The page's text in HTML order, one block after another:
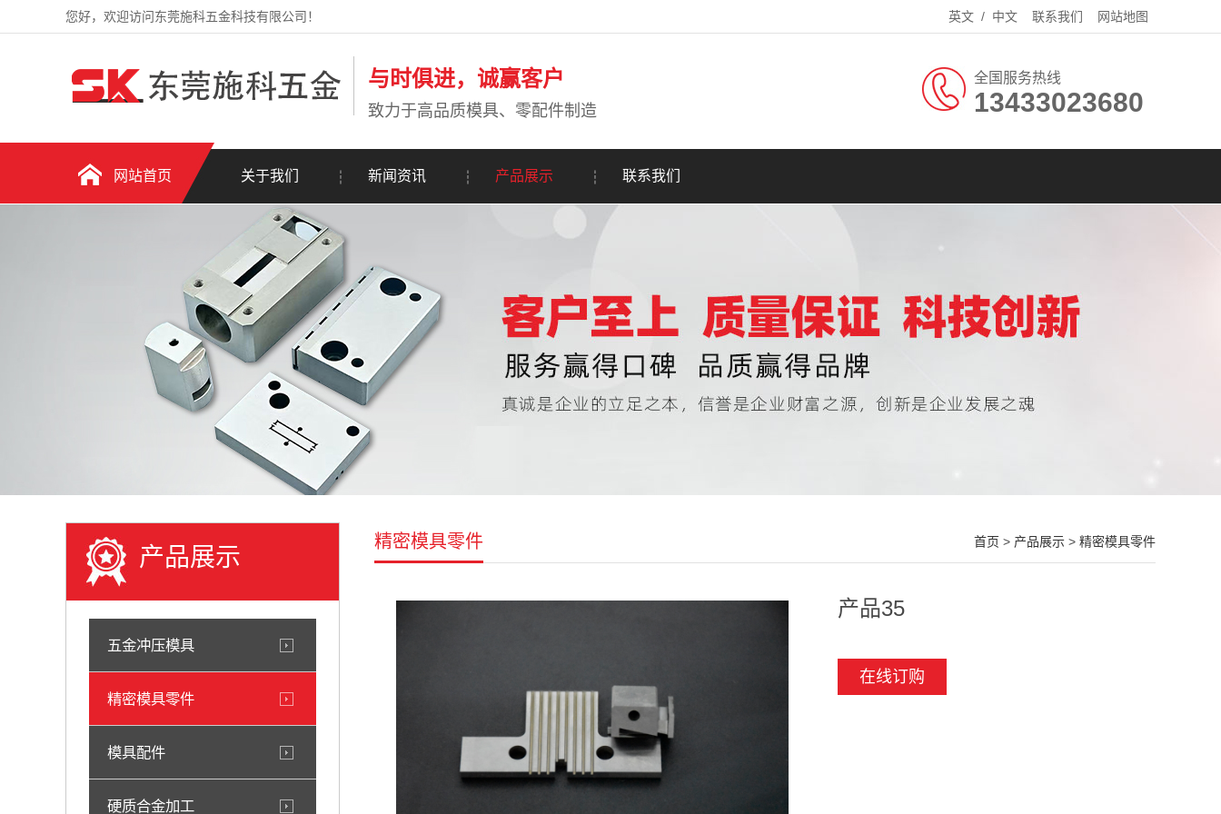
您好，欢迎访问东莞施科五金科技有限公司！ 英文 / 中文 联系我们 网站地图
与时俱进，诚赢客户
致力于高品质模具、零配件制造
全国服务热线
13433023680
网站首页 关于我们 新闻资讯 产品展示 联系我们
产品展示
五金冲压模具
精密模具零件
模具配件
硬质合金加工
精密模具零件 首页 > 产品展示 > 精密模具零件
产品35
在线订购